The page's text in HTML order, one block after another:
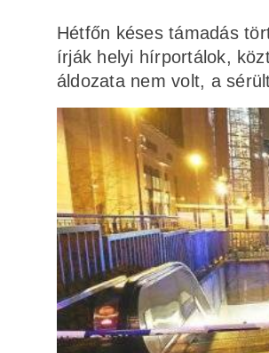
Hétfőn késes támadás
írják helyi hírportálok,
áldozata nem volt, a